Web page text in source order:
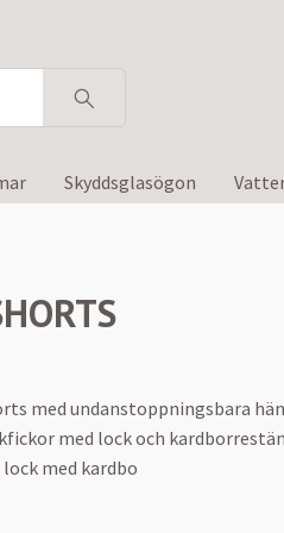
Skyddsglasögon
med undanstoppningsbara
med lock och
med kardbo